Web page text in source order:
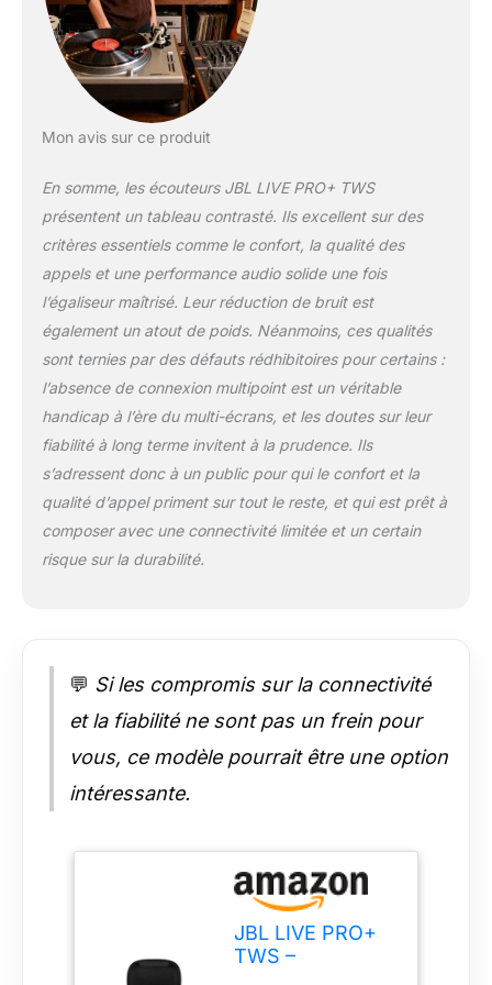
là : passez vos
appels et bénéficiez
d’un son clair grâce
vocal Google et Alexa
d’Amazon : passez
vos appels en toute
simplicité avec le kit
l’assistant vocal et
configurez-le grâce à
l’application My JBL
Headphones
PRO+ TWS
Ecouteurs étanches
sans fil / 5 tailles
d’embouts en
recharge / 1 câble de
Mon avis sur ce produit
En somme, les écouteurs JBL LIVE PRO+ TWS
présentent un tableau contrasté. Ils excellent sur des
critères essentiels comme le confort, la qualité des
appels et une performance audio solide une fois
l’égaliseur maîtrisé. Leur réduction de bruit est
également un atout de poids. Néanmoins, ces qualités
sont ternies par des défauts rédhibitoires pour certains :
l’absence de connexion multipoint est un véritable
handicap à l’ère du multi-écrans, et les doutes sur leur
fiabilité à long terme invitent à la prudence. Ils
s’adressent donc à un public pour qui le confort et la
qualité d’appel priment sur tout le reste, et qui est prêt à
composer avec une connectivité limitée et un certain
risque sur la durabilité.
💬 Si les compromis sur la connectivité
et la fiabilité ne sont pas un frein pour
vous, ce modèle pourrait être une option
intéressante.
JBL LIVE PRO+
TWS –